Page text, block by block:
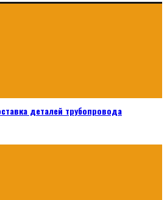
деталей трубопровода